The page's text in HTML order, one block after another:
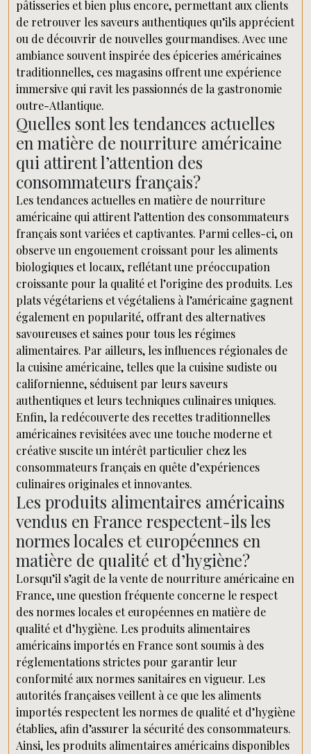
pâtisseries et bien plus encore, permettant aux clients
de retrouver les saveurs authentiques qu’ils apprécient
ou de découvrir de nouvelles gourmandises. Avec une
ambiance souvent inspirée des épiceries américaines
traditionnelles, ces magasins offrent une expérience
immersive qui ravit les passionnés de la gastronomie
outre-Atlantique.
Quelles sont les tendances actuelles
en matière de nourriture américaine
qui attirent l’attention des
consommateurs français?
Les tendances actuelles en matière de nourriture
américaine qui attirent l’attention des consommateurs
français sont variées et captivantes. Parmi celles-ci, on
observe un engouement croissant pour les aliments
biologiques et locaux, reflétant une préoccupation
croissante pour la qualité et l’origine des produits. Les
plats végétariens et végétaliens à l’américaine gagnent
également en popularité, offrant des alternatives
savoureuses et saines pour tous les régimes
alimentaires. Par ailleurs, les influences régionales de
la cuisine américaine, telles que la cuisine sudiste ou
californienne, séduisent par leurs saveurs
authentiques et leurs techniques culinaires uniques.
Enfin, la redécouverte des recettes traditionnelles
américaines revisitées avec une touche moderne et
créative suscite un intérêt particulier chez les
consommateurs français en quête d’expériences
culinaires originales et innovantes.
Les produits alimentaires américains
vendus en France respectent-ils les
normes locales et européennes en
matière de qualité et d’hygiène?
Lorsqu’il s’agit de la vente de nourriture américaine en
France, une question fréquente concerne le respect
des normes locales et européennes en matière de
qualité et d’hygiène. Les produits alimentaires
américains importés en France sont soumis à des
réglementations strictes pour garantir leur
conformité aux normes sanitaires en vigueur. Les
autorités françaises veillent à ce que les aliments
importés respectent les normes de qualité et d’hygiène
établies, afin d’assurer la sécurité des consommateurs.
Ainsi, les produits alimentaires américains disponibles